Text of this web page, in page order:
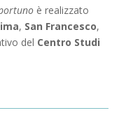
è realizzato
, San Francesco,
del Centro Studi